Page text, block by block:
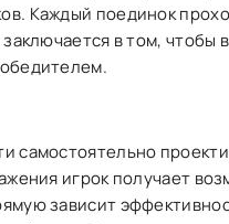
Каждый поединок
в том, чтобы
самостоятельно
игрок получает
зависит